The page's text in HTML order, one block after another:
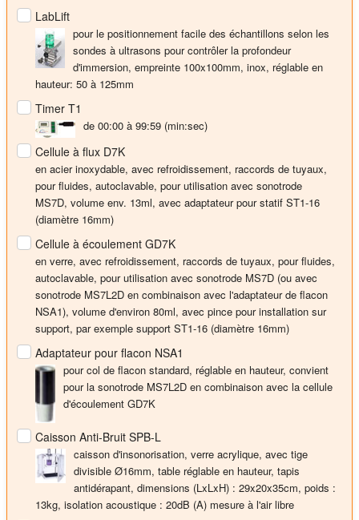
LabLift
pour le positionnement facile des échantillons selon les
sondes à ultrasons pour contrôler la profondeur
d'immersion, empreinte 100x100mm, inox, réglable en
hauteur: 50 à 125mm
Timer T1
de 00:00 à 99:59 (min:sec)
Cellule à flux D7K
en acier inoxydable, avec refroidissement, raccords de tuyaux,
pour fluides, autoclavable, pour utilisation avec sonotrode
MS7D, volume env. 13ml, avec adaptateur pour statif ST1-16
(diamètre 16mm)
Cellule à écoulement GD7K
en verre, avec refroidissement, raccords de tuyaux, pour fluides,
autoclavable, pour utilisation avec sonotrode MS7D (ou avec
sonotrode MS7L2D en combinaison avec l'adaptateur de flacon
NSA1), volume d'environ 80ml, avec pince pour installation sur
support, par exemple support ST1-16 (diamètre 16mm)
Adaptateur pour flacon NSA1
pour col de flacon standard, réglable en hauteur, convient
pour la sonotrode MS7L2D en combinaison avec la cellule
d'écoulement GD7K
Caisson Anti-Bruit SPB-L
caisson d'insonorisation, verre acrylique, avec tige
divisible Ø16mm, table réglable en hauteur, tapis
antidérapant, dimensions (LxLxH) : 29x20x35cm, poids :
13kg, isolation acoustique : 20dB (A) mesure à l'air libre